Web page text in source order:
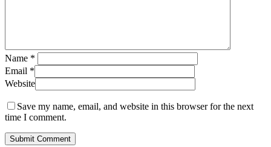
Name *
Email *
Website
Save my name, email, and website in this browser for the next
time I comment.